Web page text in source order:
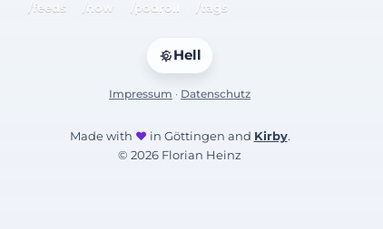
/feeds
/now /podroll /tags
Hell
Impressum · Datenschutz
Made with ♥ in Göttingen and Kirby.
© 2026 Florian Heinz